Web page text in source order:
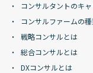
コンサルタントのキ
コンサルファームの
戦略コンサルとは
総合コンサルとは
DXコンサルとは